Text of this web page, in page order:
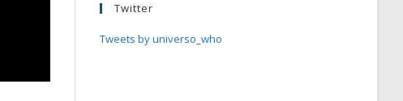
Twitter
Tweets by universo_who